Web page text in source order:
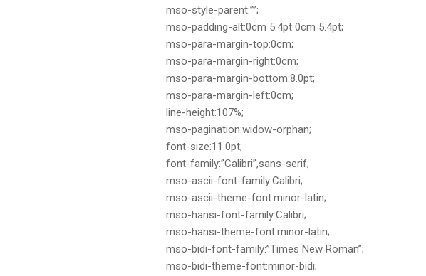
mso-style-parent:””;
mso-padding-alt:0cm 5.4pt 0cm 5.4pt;
mso-para-margin-top:0cm;
mso-para-margin-right:0cm;
mso-para-margin-bottom:8.0pt;
mso-para-margin-left:0cm;
line-height:107%;
mso-pagination:widow-orphan;
font-size:11.0pt;
font-family:”Calibri”,sans-serif;
mso-ascii-font-family:Calibri;
mso-ascii-theme-font:minor-latin;
mso-hansi-font-family:Calibri;
mso-hansi-theme-font:minor-latin;
mso-bidi-font-family:”Times New Roman”;
mso-bidi-theme-font:minor-bidi;